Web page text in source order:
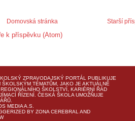
Starší
Domovská stránka
k příspěvku (Atom)
ZPRAVODAJSKÝ PORTÁL PUBLIKUJE
TÉMATŮM, JAKO JE AKTUÁLNĚ
ŠKOLSTVÍ, KARIÉRNÍ ŘÁD
ŘÍZENÍ. ČESKÁ ŠKOLA UMOŽŇUJE
MEDIA A.S.
BY ZONA CEREBRAL AND